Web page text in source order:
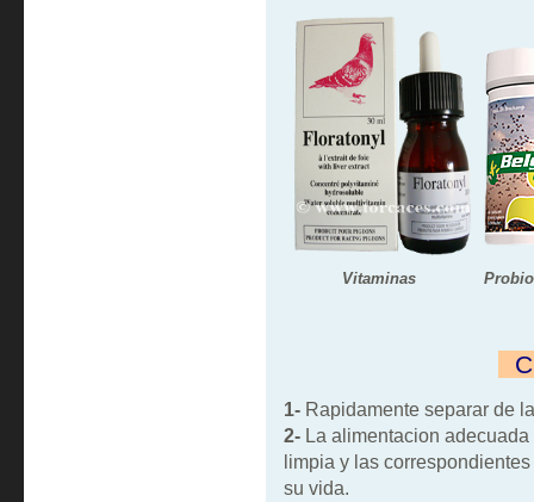
Vitaminas
1-Rapidamente separar de
2-La alimentacion adecuada
limpia y las
su vida.